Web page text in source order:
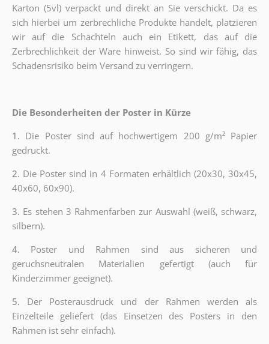
Karton (5vl) verpackt und direkt an Sie verschickt. Da es
sich hierbei um zerbrechliche Produkte handelt, platzieren
wir auf die Schachteln auch ein Etikett, das auf die
Zerbrechlichkeit der Ware hinweist. So sind wir fähig, das
Schadensrisiko beim Versand zu verringern.
Die Besonderheiten der Poster in Kürze
1. Die Poster sind auf hochwertigem 200 g/m² Papier
gedruckt.
2. Die Poster sind in 4 Formaten erhältlich (20x30, 30x45,
40x60, 60x90).
3. Es stehen 3 Rahmenfarben zur Auswahl (weiß, schwarz,
silbern).
4. Poster und Rahmen sind aus sicheren und
geruchsneutralen Materialien gefertigt (auch für
Kinderzimmer geeignet).
5. Der Posterausdruck und der Rahmen werden als
Einzelteile geliefert (das Einsetzen des Posters in den
Rahmen ist sehr einfach).